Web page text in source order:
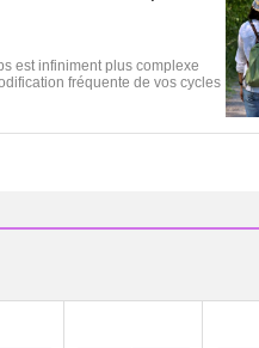
est infiniment plus complexe
fréquente de vos cycles